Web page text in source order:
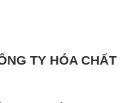
TY HÓA CHẤT